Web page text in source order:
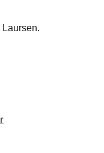
Laursen.